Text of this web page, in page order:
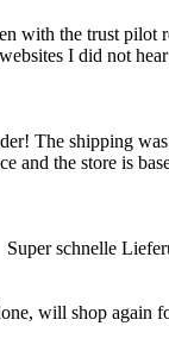
with the trust pilot
I did not
The shipping
and the store is
Super schnelle
will shop again